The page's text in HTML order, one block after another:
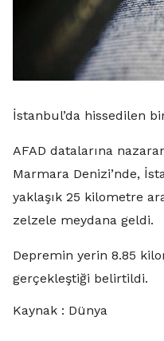
İstanbul’da hissedilen
AFAD datalarına
Marmara Denizi’nde,
yaklaşık 25 kilometre
zelzele meydana geldi.
Depremin yerin 8.85
gerçekleştiği belirtildi.
Kaynak : Dünya